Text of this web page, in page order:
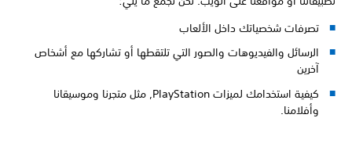
تصرفات شخصياتك داخل الألعاب
الرسائل والفيديوهات والصور التي تلتقطها أو تشاركها مع أشخاص
آخرين
كيفية استخدامك لميزات PlayStation, مثل متجرنا وموسيقانا
وأفلامنا.